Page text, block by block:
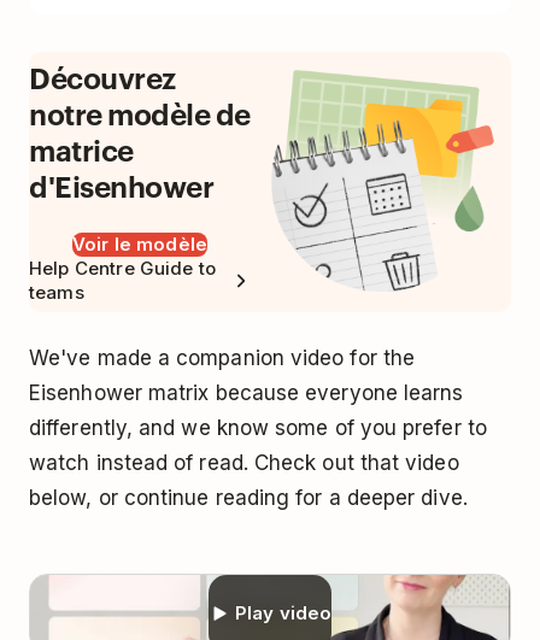
Découvrez
notre modèle de
matrice
d'Eisenhower
Voir le modèle
Help Centre Guide to
teams
We've made a companion video for the
Eisenhower matrix because everyone learns
differently, and we know some of you prefer to
watch instead of read. Check out that video
below, or continue reading for a deeper dive.
Play video